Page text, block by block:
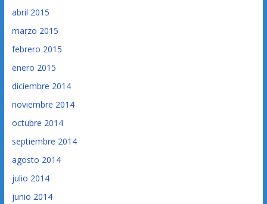
abril 2015
marzo 2015
febrero 2015
enero 2015
diciembre 2014
noviembre 2014
octubre 2014
septiembre 2014
agosto 2014
julio 2014
junio 2014